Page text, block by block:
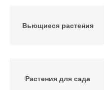
Вьющиеся растения
Растения для сада